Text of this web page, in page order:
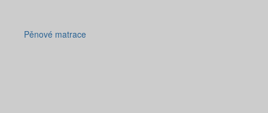
Pěnové matrace